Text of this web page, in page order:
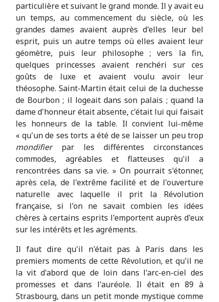
particulière et suivant le grand monde. Il y avait eu
un temps, au commencement du siècle, où les
grandes dames avaient auprès d'elles leur bel
esprit, puis un autre temps où elles avaient leur
géomètre, puis leur philosophe ; vers la fin,
quelques princesses avaient renchéri sur ces
goûts de luxe et avaient voulu avoir leur
théosophe. Saint-Martin était celui de la duchesse
de Bourbon ; il logeait dans son palais ; quand la
dame d'honneur était absente, c'était lui qui faisait
les honneurs de la table. Il convient lui-même
« qu'un de ses torts a été de se laisser un peu trop
mondifier par les différentes circonstances
commodes, agréables et flatteuses qu'il a
rencontrées dans sa vie. » On pourrait s'étonner,
après cela, de l'extrême facilité et de l'ouverture
naturelle avec laquelle il prit la Révolution
française, si l'on ne savait combien les idées
chères à certains esprits l'emportent auprès d'eux
sur les intérêts et les agréments.
Il faut dire qu'il n'était pas à Paris dans les
premiers moments de cette Révolution, et qu'il ne
la vit d'abord que de loin dans l'arc-en-ciel des
promesses et dans l'auréole. Il était en 89 à
Strasbourg, dans un petit monde mystique comme